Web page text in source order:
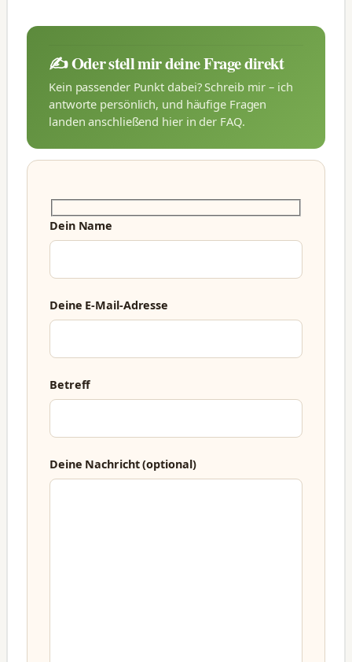
✍️ Oder stell mir deine Frage direkt
Kein passender Punkt dabei? Schreib mir – ich
antworte persönlich, und häufige Fragen
landen anschließend hier in der FAQ.
Dein Name
Deine E-Mail-Adresse
Betreff
Deine Nachricht (optional)